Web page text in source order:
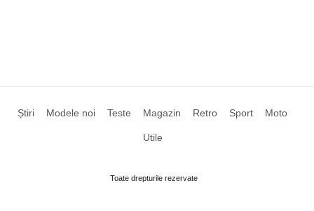
Știri Modele noi Teste Magazin Retro Sport Moto
Utile
Toate drepturile rezervate